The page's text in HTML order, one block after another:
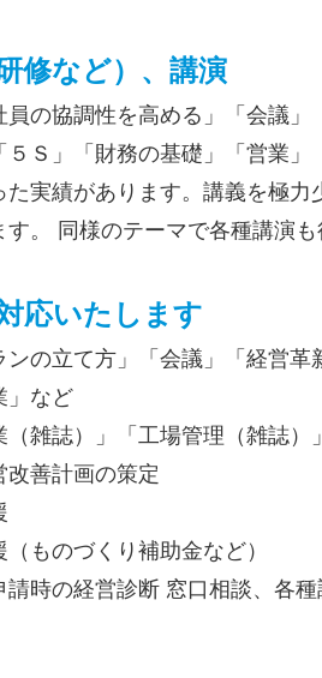
修など）、講演
の協調性を高める」「会議
５Ｓ」「財務の基礎」「営業
た実績があります。講義を極
。 同様のテーマで各種講演も
応いたします
の立て方」「会議」「経営革
など
雑誌）」「工場管理（雑誌）
善計画の策定
ものづくり補助金など）
請時の経営診断 窓口相談、